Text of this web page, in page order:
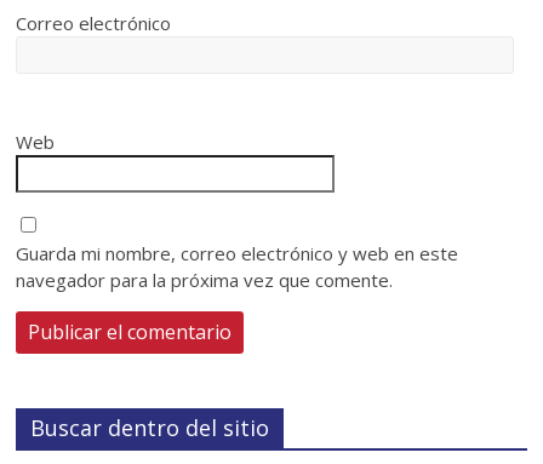
Correo electrónico
Web
Guarda mi nombre, correo electrónico y web en este
navegador para la próxima vez que comente.
Buscar dentro del sitio